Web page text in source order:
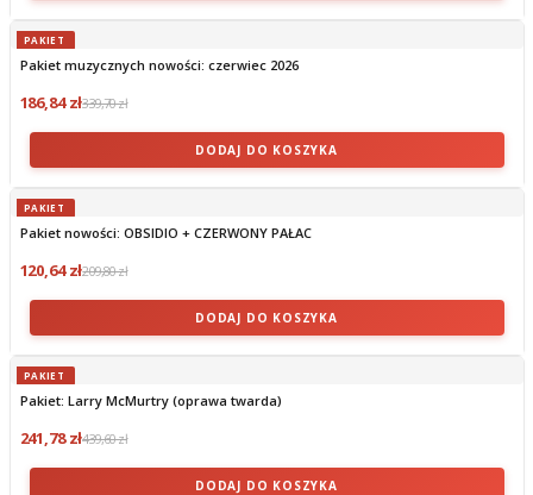
PAKIET
Pakiet muzycznych nowości: czerwiec 2026
186,84 zł339,70 zł
DODAJ DO KOSZYKA
PAKIET
Pakiet nowości: OBSIDIO + CZERWONY PAŁAC
120,64 zł209,80 zł
DODAJ DO KOSZYKA
PAKIET
Pakiet: Larry McMurtry (oprawa twarda)
241,78 zł439,60 zł
DODAJ DO KOSZYKA